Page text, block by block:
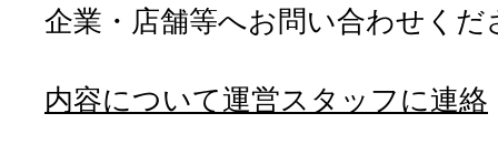
企業・店舗等へお問い合わせくだ
内容について運営スタッフに連絡